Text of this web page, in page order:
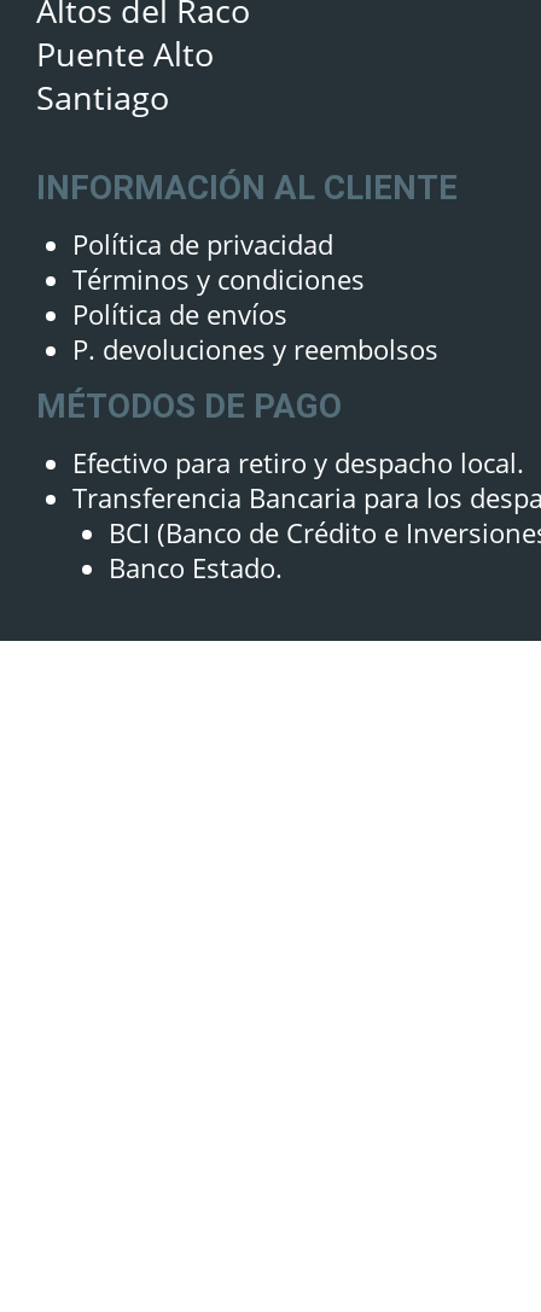
Altos del Raco
Puente Alto
Santiago
INFORMACIÓN AL CLIENTE
Política de privacidad
Términos y condiciones
Política de envíos
P. devoluciones y reembolsos
MÉTODOS DE PAGO
Efectivo para retiro y despacho local.
Transferencia Bancaria para los
BCI (Banco de Crédito e
Banco Estado.